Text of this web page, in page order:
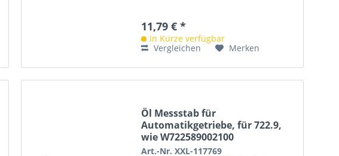
11,79 € *
In Kürze verfügbar
Vergleichen
Merken
Öl Messstab für
Automatikgetriebe, für 722.9,
wie W722589002100
Art.-Nr. XXL-117769